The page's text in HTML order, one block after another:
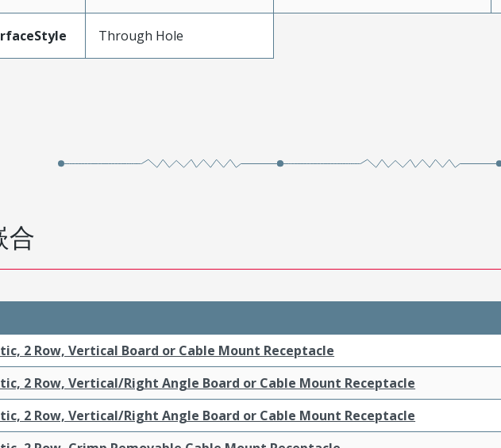
Through Hole
合
2 Row, Vertical Board or Cable Mount Receptacle
2 Row, Vertical/Right Angle Board or Cable Mount Receptacle
2 Row, Vertical/Right Angle Board or Cable Mount Receptacle